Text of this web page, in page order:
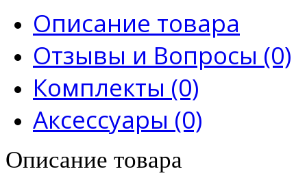
Описание товара
Отзывы и Вопросы (0)
Комплекты (0)
Аксессуары (0)
Описание товара